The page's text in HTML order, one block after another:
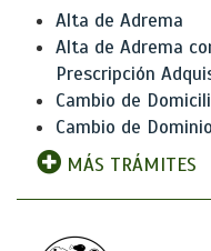
Alta de Adrema
Alta de Adrema
Prescripción
Cambio de
Cambio de Dominio
MÁS TRÁMITES